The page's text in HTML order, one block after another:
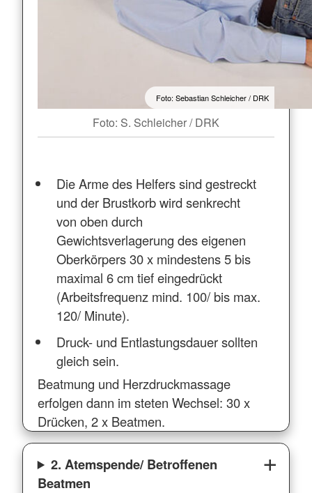
Foto: Sebastian Schleicher / DRK
Foto: S. Schleicher / DRK
Die Arme des Helfers sind gestreckt
und der Brustkorb wird senkrecht
von oben durch
Gewichtsverlagerung des eigenen
Oberkörpers 30 x mindestens 5 bis
maximal 6 cm tief eingedrückt
(Arbeitsfrequenz mind. 100/ bis max.
120/ Minute).
Druck- und Entlastungsdauer sollten
gleich sein.
Beatmung und Herzdruckmassage
erfolgen dann im steten Wechsel: 30 x
Drücken, 2 x Beatmen.
2. Atemspende/ Betroffenen
Beatmen